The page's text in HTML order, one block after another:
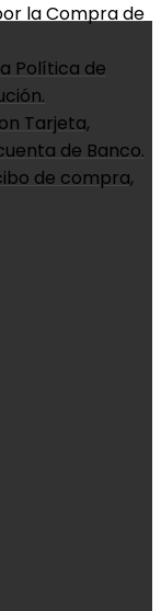
la Compra de
Política de
Tarjeta,
de Banco.
de compra,